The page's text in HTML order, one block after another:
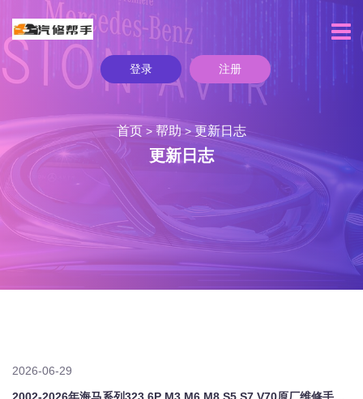
登录 注册
首页 > 帮助>更新日志
更新日志
2026-06-29